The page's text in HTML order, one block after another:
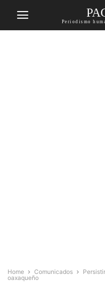
Periodismo
Home Comunicados
oaxaqueño